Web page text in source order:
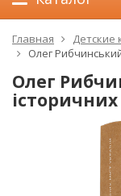
Главная Детские
Олег
Олег